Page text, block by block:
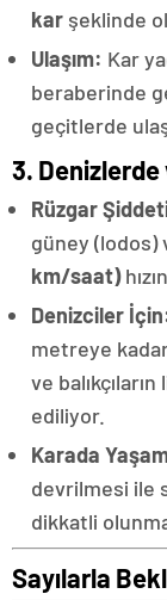
kar şeklinde
Ulaşım: Kar
beraberinde
geçitlerde
3. Denizlerde
Rüzgar
güney (lodos)
km/saat)
Denizciler
metreye
ve
ediliyor.
Karada
devrilmesi ile
dikkatli
Sayılarla